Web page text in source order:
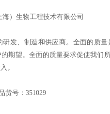
）生物工程技术有限公司
发、制造和供应商。全面的质
期望。全面的质量要求促使我们
。
号：351029